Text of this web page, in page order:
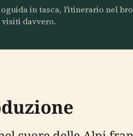
in tasca, l'itinerario nel
visiti davvero.